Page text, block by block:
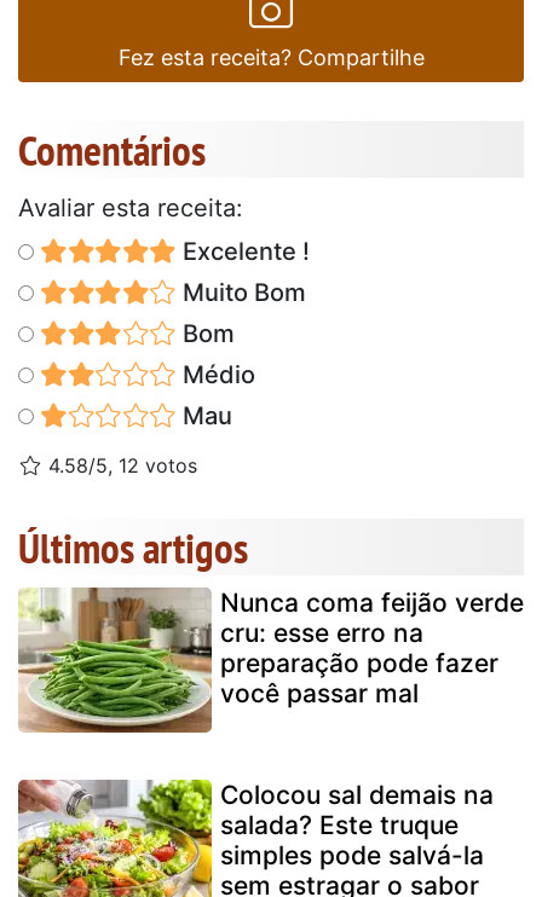
Fez esta receita? Compartilhe
Comentários
Avaliar esta receita:
Excelente !
Muito Bom
Bom
Médio
Mau
4.58/5, 12 votos
Últimos artigos
Nunca coma feijão verde
cru: esse erro na
preparação pode fazer
você passar mal
Colocou sal demais na
salada? Este truque
simples pode salvá-la
sem estragar o sabor